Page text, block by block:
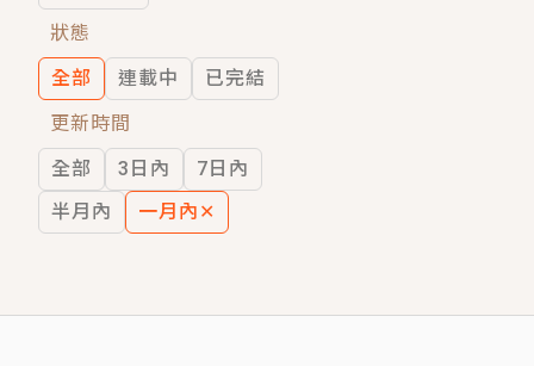
狀態
全部
連載中
已完結
更新時間
全部
3日內
7日內
半月內
一月內 ✕